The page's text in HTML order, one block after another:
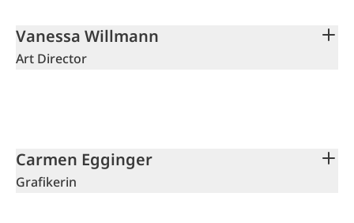
Vanessa Willmann
Art Director
Carmen Egginger
Grafikerin